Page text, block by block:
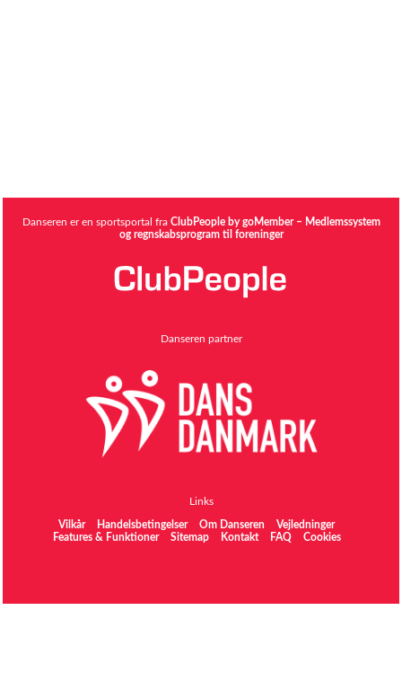
Danseren er en sportsportal fra ClubPeople by goMember – Medlemssystem
og regnskabsprogram til foreninger
Danseren partner
Links
Vilkår Handelsbetingelser Om Danseren
Vejledninger
Features & Funktioner
Sitemap Kontakt FAQ Cookies